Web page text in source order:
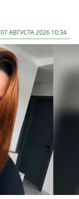
07 АВГУСТА 2026 10:34